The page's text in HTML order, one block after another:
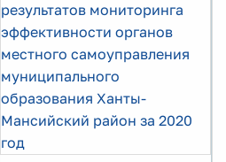
результатов мониторинга
эффективности органов
местного самоуправления
муниципального
образования Ханты-
Мансийский район за 2020
год